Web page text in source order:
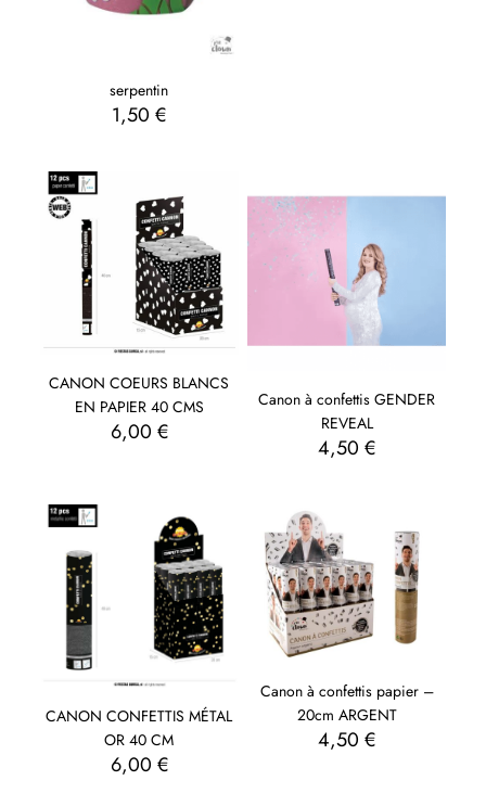
serpentin
1,50€
CANON COEURS BLANCS
EN PAPIER 40 CMS
6,00 €
Canon à confettis GENDER
REVEAL
4,50 €
CANON CONFETTIS MÉTAL
OR 40 CM
6,00 €
Canon à confettis papier –
20cm ARGENT
4,50 €